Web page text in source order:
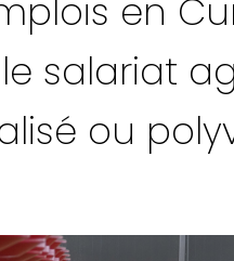
en
salariat
ou